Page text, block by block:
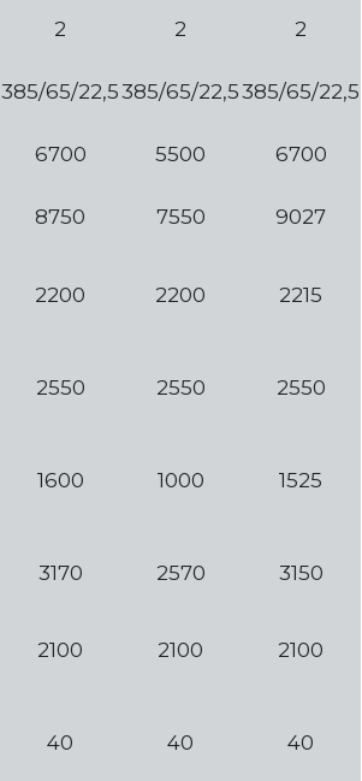
2 2
2
385/65/22,5385/65/22,5385/65/22,5
6700 5500
6700
8750 7550
9027
2200 2200 2215
2550 2550 2550
1600 1000 1525
3170 2570 3150
2100 2100
2100
40 40 40